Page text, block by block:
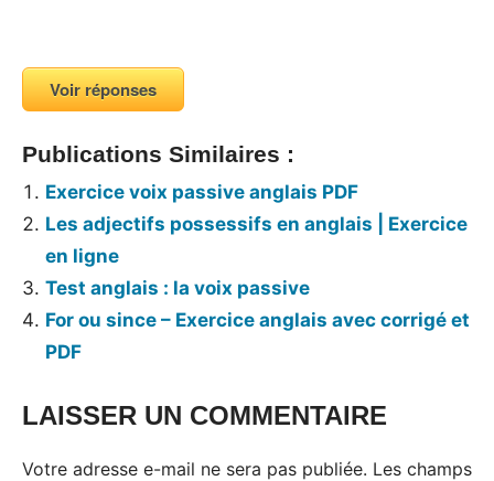
Voir réponses
Publications Similaires :
Exercice voix passive anglais PDF
Les adjectifs possessifs en anglais | Exercice
en ligne
Test anglais : la voix passive
For ou since – Exercice anglais avec corrigé et
PDF
LAISSER UN COMMENTAIRE
Votre adresse e-mail ne sera pas publiée. Les champs